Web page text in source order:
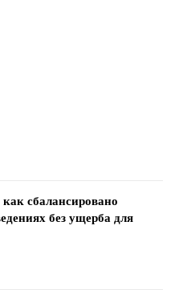
сбалансировано
без ущерба для